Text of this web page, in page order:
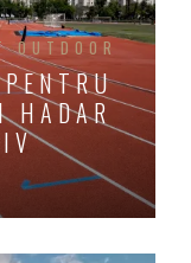
OUTDOOR
HADAR